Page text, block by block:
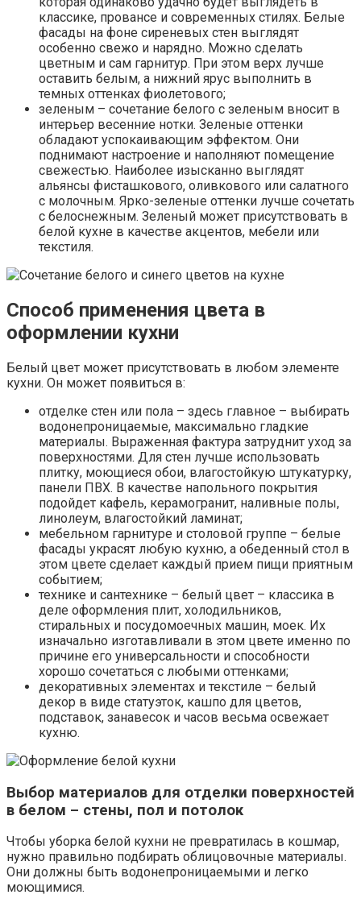
классике, провансе и современных стилях. Белые
фасады на фоне сиреневых стен выглядят
особенно свежо и нарядно. Можно сделать
цветным и сам гарнитур. При этом верх лучше
оставить белым, а нижний ярус выполнить в
темных оттенках фиолетового;
зеленым – сочетание белого с зеленым вносит в
интерьер весенние нотки. Зеленые оттенки
обладают успокаивающим эффектом. Они
поднимают настроение и наполняют помещение
свежестью. Наиболее изысканно выглядят
альянсы фисташкового, оливкового или салатного
с молочным. Ярко-зеленые оттенки лучше сочетать
с белоснежным. Зеленый может присутствовать в
белой кухне в качестве акцентов, мебели или
текстиля.
Способ применения цвета в
оформлении кухни
Белый цвет может присутствовать в любом элементе
кухни. Он может появиться в:
отделке стен или пола – здесь главное – выбирать
водонепроницаемые, максимально гладкие
материалы. Выраженная фактура затруднит уход за
поверхностями. Для стен лучше использовать
плитку, моющиеся обои, влагостойкую штукатурку,
панели ПВХ. В качестве напольного покрытия
подойдет кафель, керамогранит, наливные полы,
линолеум, влагостойкий ламинат;
мебельном гарнитуре и столовой группе – белые
фасады украсят любую кухню, а обеденный стол в
этом цвете сделает каждый прием пищи приятным
событием;
технике и сантехнике – белый цвет – классика в
деле оформления плит, холодильников,
стиральных и посудомоечных машин, моек. Их
изначально изготавливали в этом цвете именно по
причине его универсальности и способности
хорошо сочетаться с любыми оттенками;
декоративных элементах и текстиле – белый
декор в виде статуэток, кашпо для цветов,
подставок, занавесок и часов весьма освежает
кухню.
Выбор материалов для отделки поверхностей
в белом – стены, пол и потолок
Чтобы уборка белой кухни не превратилась в кошмар,
нужно правильно подбирать облицовочные материалы.
Они должны быть водонепроницаемыми и легко
моющимися.